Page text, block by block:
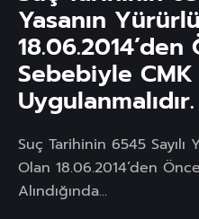
Yasanın
18.06.2014’den
Sebebiyle
Uygulanmalıdır.
Suç Tarihinin 6545 Sayılı
Olan 18.06.2014’den
Alındığında...